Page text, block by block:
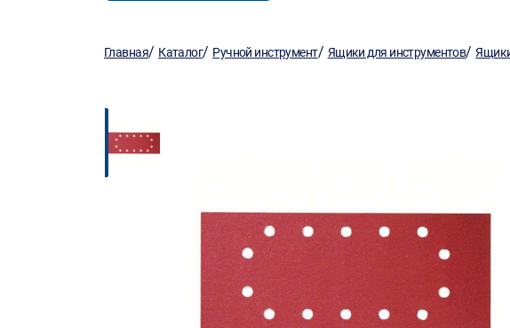
Главная/ Каталог/ Ручной инструмент/ Ящики для инструментов/